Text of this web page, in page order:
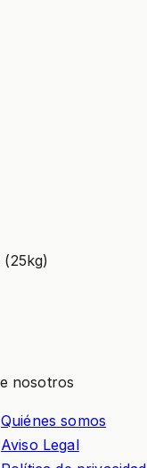
nosotros
Quiénes somos
Aviso Legal